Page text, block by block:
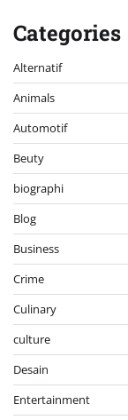
Categories
Alternatif
Animals
Automotif
Beuty
biographi
Blog
Business
Crime
Culinary
culture
Desain
Entertainment